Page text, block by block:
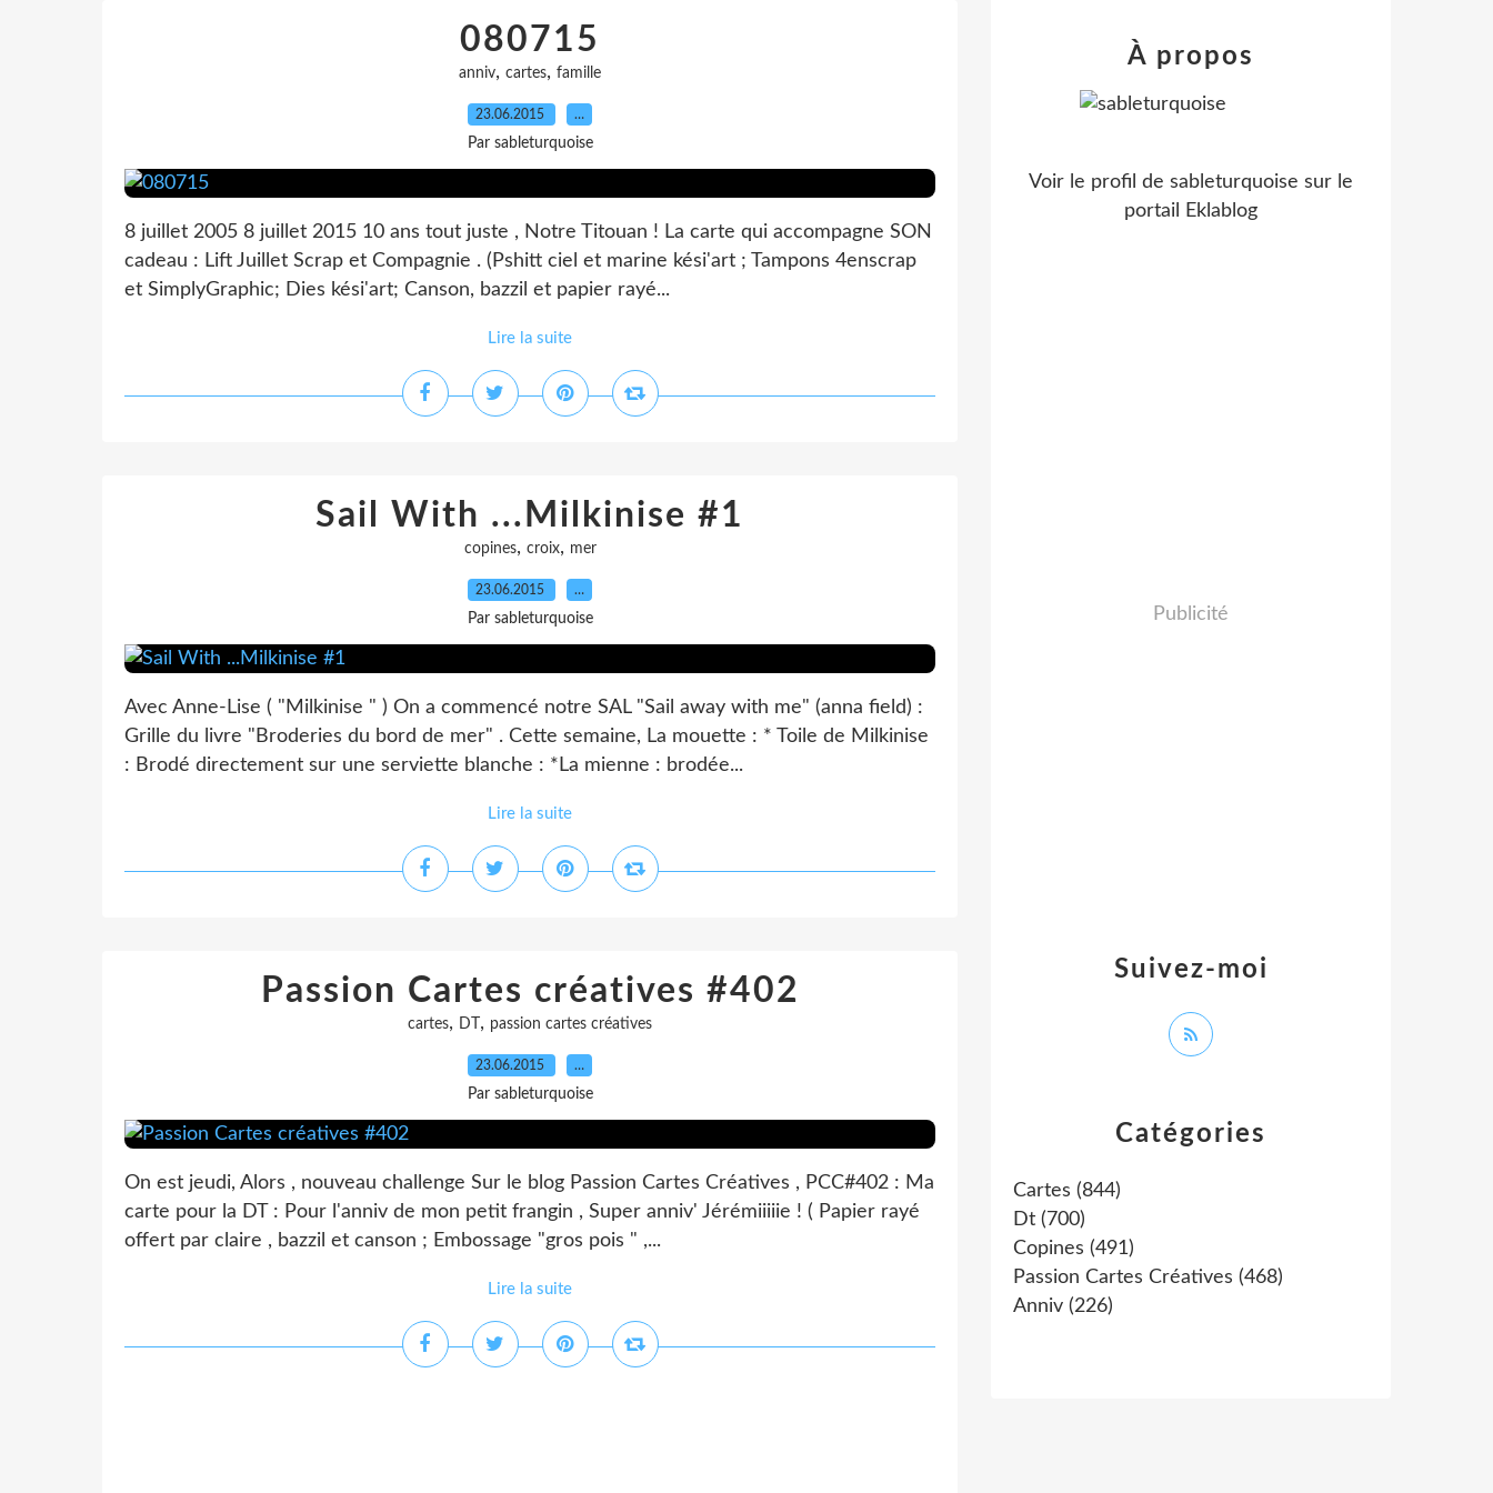
080715
anniv, cartes, famille
23.06.2015 …
Par sableturquoise
8 juillet 2005 8 juillet 2015 10 ans tout juste , Notre Titouan ! La carte qui accompagne SON
cadeau : Lift Juillet Scrap et Compagnie . (Pshitt ciel et marine kési'art ; Tampons 4enscrap
et SimplyGraphic; Dies kési'art; Canson, bazzil et papier rayé...
Lire la suite
Sail With ...Milkinise #1
copines, croix, mer
23.06.2015 …
Par sableturquoise
Avec Anne-Lise ( "Milkinise " ) On a commencé notre SAL "Sail away with me" (anna field) :
Grille du livre "Broderies du bord de mer" . Cette semaine, La mouette : * Toile de Milkinise
: Brodé directement sur une serviette blanche : *La mienne : brodée...
Lire la suite
Passion Cartes créatives #402
cartes, DT , passion cartes créatives
23.06.2015 …
Par sableturquoise
On est jeudi, Alors , nouveau challenge Sur le blog Passion Cartes Créatives , PCC#402 : Ma
carte pour la DT : Pour l'anniv de mon petit frangin , Super anniv' Jérémiiiiie ! ( Papier rayé
offert par claire , bazzil et canson ; Embossage "gros pois " ,...
Lire la suite
Catégories
Cartes (844)
Dt (700)
Copines (491)
Passion Cartes Créatives (468)
Anniv (226)
Suivez-moi
À propos
Voir le profil de sableturquoise sur le
portail Eklablog
Publicité